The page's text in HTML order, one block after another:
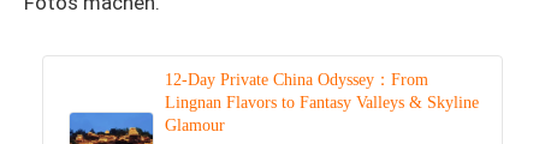
12-Day Private China Odyssey：From
Lingnan Flavors to Fantasy Valleys & Skyline
Glamour